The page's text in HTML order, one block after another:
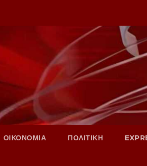
ΟΙΚΟΝΟΜΙΑ ΠΟΛΙΤΙΚΗ